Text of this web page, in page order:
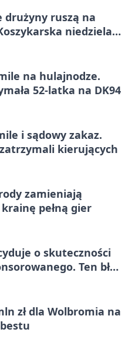
drużyny ruszą na
niedziela
na hulajnodze.
52-latka na DK94
i sądowy zakaz.
kierujących
zamieniają
pełną gier
o skuteczności
Ten błąd
zł dla Wolbromia na